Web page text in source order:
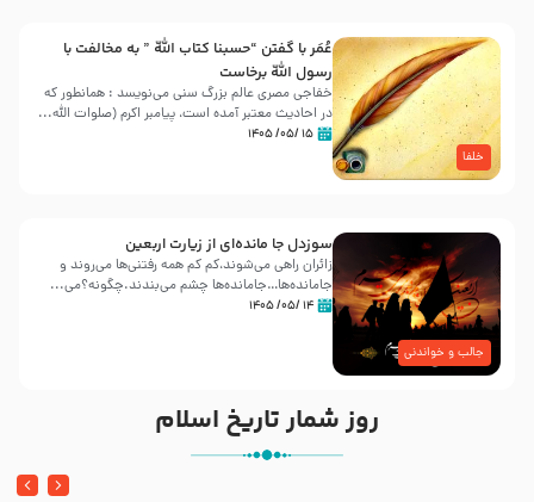
خلفا
عُمَر با گفتن “حسبنا كتاب اللّه ” به مخالفت با
رسول اللّه برخاست
خفاجی مصری عالم بزرگ سنی می‌نویسد : همانطور که
در احادیث معتبر آمده است، پیامبر اکرم (صلوات اللّه...
۱۵ /۰۵/ ۱۴۰۵
جالب و خواندنی
سوزدل جا مانده‌ای از زیارت اربعین
زائران راهی می‌شوند،کم‌ کم همه رفتنی‌ها می‌روند و
جامانده‌ها…جامانده‌ها چشم می‌بندند.چگونه؟می‌...
۱۴ /۰۵/ ۱۴۰۵
روز شمار تاریخ اسلام